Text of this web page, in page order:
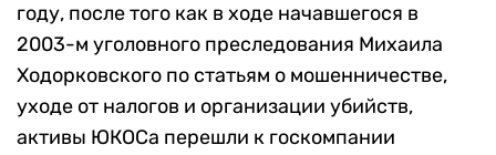
году, после того как в ходе начавшегося в
2003-м уголовного преследования Михаила
Ходорковского по статьям о мошенничестве,
уходе от налогов и организации убийств,
активы ЮКОСа перешли к госкомпании